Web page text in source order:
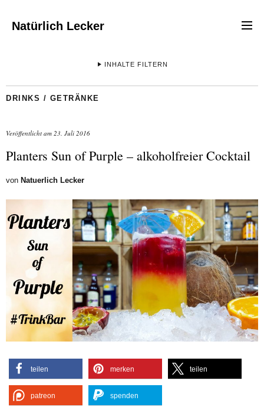
Natürlich Lecker
INHALTE FILTERN
DRINKS / GETRÄNKE
Veröffentlicht am 23. Juli 2016
Planters Sun of Purple – alkoholfreier Cocktail
von Natuerlich Lecker
teilen merken teilen
patreon spenden